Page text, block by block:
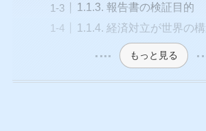
1.1.3. 報告書の検証目的
1.1.4. 経済対立が世界の
もっと見る